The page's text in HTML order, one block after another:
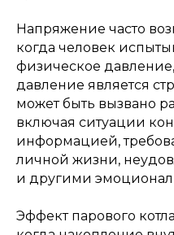
Напряжение часто
когда человек
физическое
давление является
может быть вызвано
включая ситуации
информацией,
личной жизни,
и другими
Эффект парового